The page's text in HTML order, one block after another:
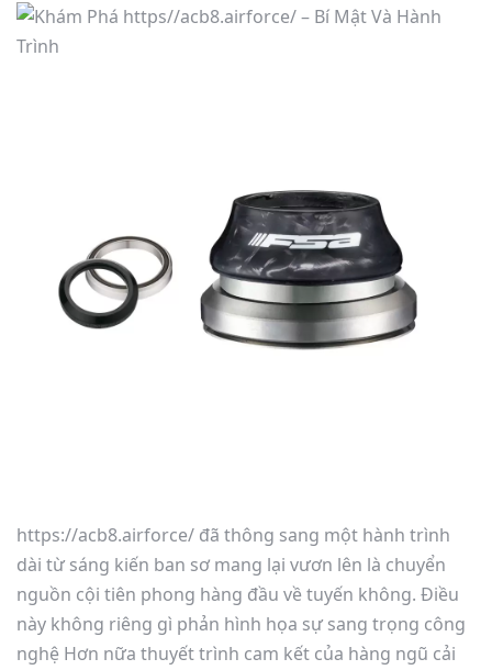
https://acb8.airforce/ đã thông sang một hành trình
dài từ sáng kiến ban sơ mang lại vươn lên là chuyển
nguồn cội tiên phong hàng đầu về tuyến không. Điều
này không riêng gì phản hình họa sự sang trọng công
nghệ Hơn nữa thuyết trình cam kết của hàng ngũ cải